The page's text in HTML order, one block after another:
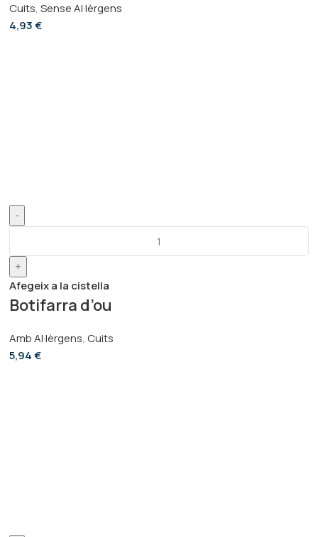
Cuits, Sense Al·lèrgens
4,93€
-
+
Afegeix a la cistella
Botifarra d’ou
Amb Al·lèrgens, Cuits
5,94€